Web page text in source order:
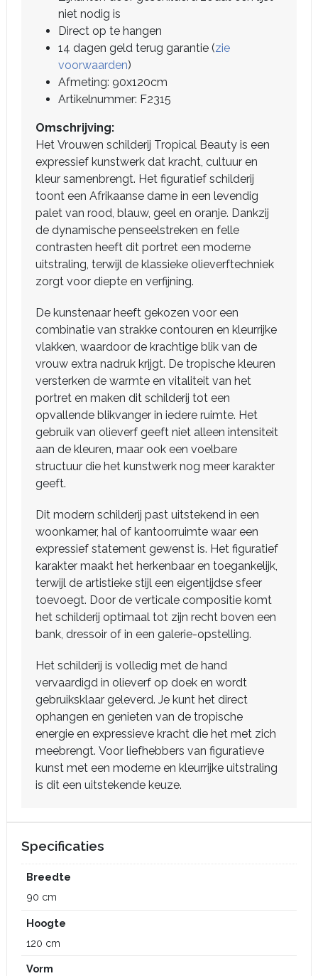
niet nodig is
Direct op te hangen
14 dagen geld terug garantie (zie
voorwaarden)
Afmeting: 90x120cm
Artikelnummer: F2315
Omschrijving:
Het Vrouwen schilderij Tropical Beauty is een
expressief kunstwerk dat kracht, cultuur en
kleur samenbrengt. Het figuratief schilderij
toont een Afrikaanse dame in een levendig
palet van rood, blauw, geel en oranje. Dankzij
de dynamische penseelstreken en felle
contrasten heeft dit portret een moderne
uitstraling, terwijl de klassieke olieverftechniek
zorgt voor diepte en verfijning.
De kunstenaar heeft gekozen voor een
combinatie van strakke contouren en kleurrijke
vlakken, waardoor de krachtige blik van de
vrouw extra nadruk krijgt. De tropische kleuren
versterken de warmte en vitaliteit van het
portret en maken dit schilderij tot een
opvallende blikvanger in iedere ruimte. Het
gebruik van olieverf geeft niet alleen intensiteit
aan de kleuren, maar ook een voelbare
structuur die het kunstwerk nog meer karakter
geeft.
Dit modern schilderij past uitstekend in een
woonkamer, hal of kantoorruimte waar een
expressief statement gewenst is. Het figuratief
karakter maakt het herkenbaar en toegankelijk,
terwijl de artistieke stijl een eigentijdse sfeer
toevoegt. Door de verticale compositie komt
het schilderij optimaal tot zijn recht boven een
bank, dressoir of in een galerie-opstelling.
Het schilderij is volledig met de hand
vervaardigd in olieverf op doek en wordt
gebruiksklaar geleverd. Je kunt het direct
ophangen en genieten van de tropische
energie en expressieve kracht die het met zich
meebrengt. Voor liefhebbers van figuratieve
kunst met een moderne en kleurrijke uitstraling
is dit een uitstekende keuze.
Specificaties
Breedte
90 cm
Hoogte
120 cm
Vorm